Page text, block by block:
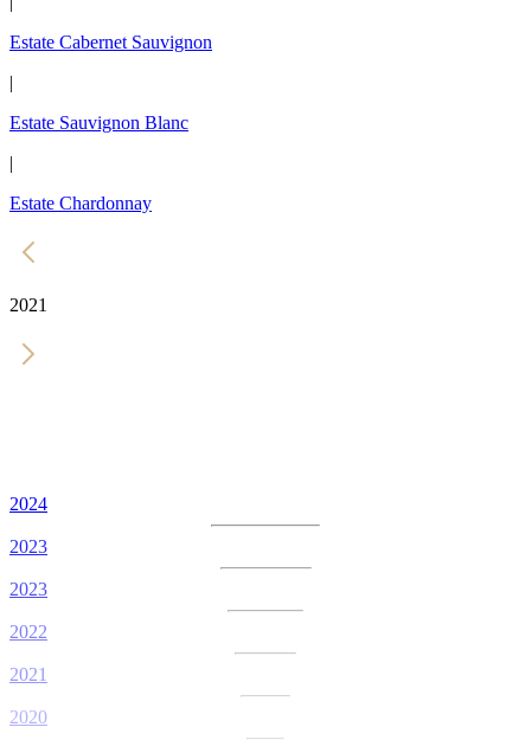
Estate Cabernet Sauvignon
|
Estate Sauvignon Blanc
|
Estate Chardonnay
2021
2024
2023
2023
2022
2021
2020